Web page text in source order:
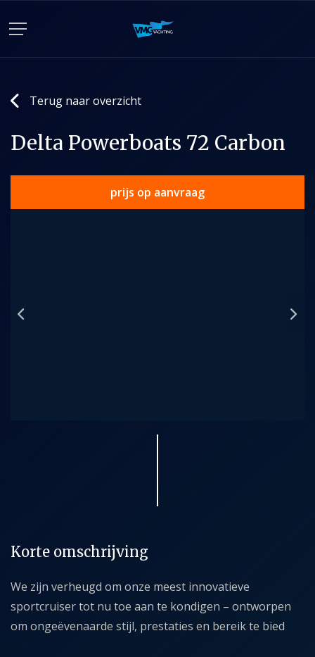
Terug naar overzicht
Delta Powerboats 72 Carbon
prijs op aanvraag
Korte omschrijving
We zijn verheugd om onze meest innovatieve
sportcruiser tot nu toe aan te kondigen – ontworpen
om ongeëvenaarde stijl, prestaties en bereik te bied